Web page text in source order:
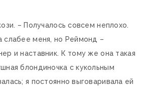
– Получалось совсем неплохо.
слабее меня, но Реймонд –
и наставник. К тому же она такая
блондиночка с кукольным
я постоянно выговаривала ей